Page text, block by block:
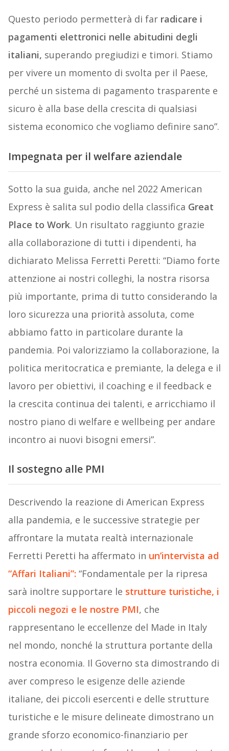
Questo periodo permetterà di far radicare i
pagamenti elettronici nelle abitudini degli
italiani, superando pregiudizi e timori. Stiamo
per vivere un momento di svolta per il Paese,
perché un sistema di pagamento trasparente e
sicuro è alla base della crescita di qualsiasi
sistema economico che vogliamo definire sano”.
Impegnata per il welfare aziendale
Sotto la sua guida, anche nel 2022 American
Express è salita sul podio della classifica Great
Place to Work. Un risultato raggiunto grazie
alla collaborazione di tutti i dipendenti, ha
dichiarato Melissa Ferretti Peretti: “Diamo forte
attenzione ai nostri colleghi, la nostra risorsa
più importante, prima di tutto considerando la
loro sicurezza una priorità assoluta, come
abbiamo fatto in particolare durante la
pandemia. Poi valorizziamo la collaborazione, la
politica meritocratica e premiante, la delega e il
lavoro per obiettivi, il coaching e il feedback e
la crescita continua dei talenti, e arricchiamo il
nostro piano di welfare e wellbeing per andare
incontro ai nuovi bisogni emersi”.
Il sostegno alle PMI
Descrivendo la reazione di American Express
alla pandemia, e le successive strategie per
affrontare la mutata realtà internazionale
Ferretti Peretti ha affermato in un’intervista ad
“Affari Italiani”: “Fondamentale per la ripresa
sarà inoltre supportare le strutture turistiche, i
piccoli negozi e le nostre PMI, che
rappresentano le eccellenze del Made in Italy
nel mondo, nonché la struttura portante della
nostra economia. Il Governo sta dimostrando di
aver compreso le esigenze delle aziende
italiane, dei piccoli esercenti e delle strutture
turistiche e le misure delineate dimostrano un
grande sforzo economico-finanziario per